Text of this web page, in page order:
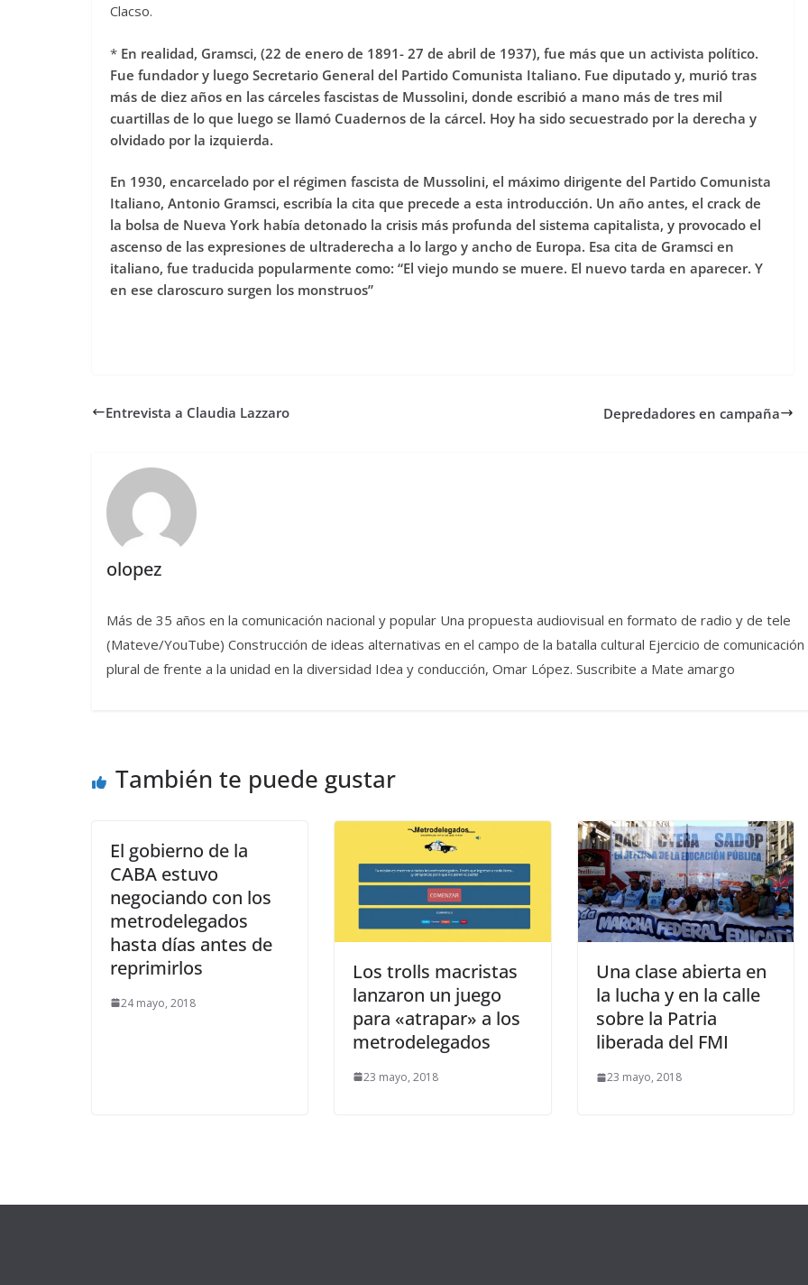
Clacso.
* En realidad, Gramsci, (22 de enero de 1891- 27 de abril de 1937), fue más que un activista político.
Fue fundador y luego Secretario General del Partido Comunista Italiano. Fue diputado y, murió tras
más de diez años en las cárceles fascistas de Mussolini, donde escribió a mano más de tres mil
cuartillas de lo que luego se llamó Cuadernos de la cárcel. Hoy ha sido secuestrado por la derecha y
olvidado por la izquierda.
En 1930, encarcelado por el régimen fascista de Mussolini, el máximo dirigente del Partido Comunista
Italiano, Antonio Gramsci, escribía la cita que precede a esta introducción. Un año antes, el crack de
la bolsa de Nueva York había detonado la crisis más profunda del sistema capitalista, y provocado el
ascenso de las expresiones de ultraderecha a lo largo y ancho de Europa. Esa cita de Gramsci en
italiano, fue traducida popularmente como: “El viejo mundo se muere. El nuevo tarda en aparecer. Y
en ese claroscuro surgen los monstruos”
Entrevista a Claudia Lazzaro Depredadores en campaña
olopez
Más de 35 años en la comunicación nacional y popular Una propuesta audiovisual en formato de radio y de tele
(Mateve/YouTube) Construcción de ideas alternativas en el campo de la batalla cultural Ejercicio de comunicación
plural de frente a la unidad en la diversidad Idea y conducción, Omar López. Suscribite a Mate amargo
También te puede gustar
El gobierno de la
CABA estuvo
negociando con los
metrodelegados
hasta días antes de
reprimirlos
24 mayo, 2018
Los trolls macristas
lanzaron un juego
para «atrapar» a los
metrodelegados
23 mayo, 2018
Una clase abierta en
la lucha y en la calle
sobre la Patria
liberada del FMI
23 mayo, 2018